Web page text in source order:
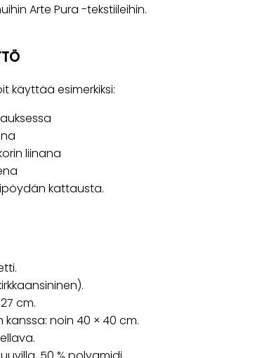
Arte Pura -tekstiileihin.
käyttää esimerkiksi:
liinana
kattausta.
cm.
kanssa: noin 40 × 40 cm.